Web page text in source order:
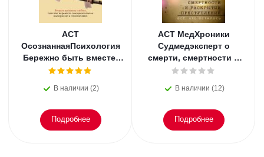
АСТ
ОсознаннаяПсихология
Бережно быть вместе.
Второе дыхание любви,
эмоциональное
В наличии (2)
Подробнее
АСТ МедХроники
Судмедэксперт о
смерти, смертности и
раскрытии
осталось. Блэк
В наличии (12)
Подробнее